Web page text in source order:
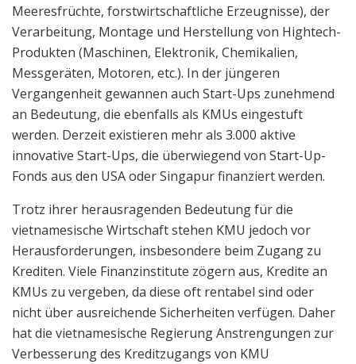
Meeresfrüchte, forstwirtschaftliche Erzeugnisse), der
Verarbeitung, Montage und Herstellung von Hightech-
Produkten (Maschinen, Elektronik, Chemikalien,
Messgeräten, Motoren, etc.). In der jüngeren
Vergangenheit gewannen auch Start-Ups zunehmend
an Bedeutung, die ebenfalls als KMUs eingestuft
werden. Derzeit existieren mehr als 3.000 aktive
innovative Start-Ups, die überwiegend von Start-Up-
Fonds aus den USA oder Singapur finanziert werden.
Trotz ihrer herausragenden Bedeutung für die
vietnamesische Wirtschaft stehen KMU jedoch vor
Herausforderungen, insbesondere beim Zugang zu
Krediten. Viele Finanzinstitute zögern aus, Kredite an
KMUs zu vergeben, da diese oft rentabel sind oder
nicht über ausreichende Sicherheiten verfügen. Daher
hat die vietnamesische Regierung Anstrengungen zur
Verbesserung des Kreditzugangs von KMU